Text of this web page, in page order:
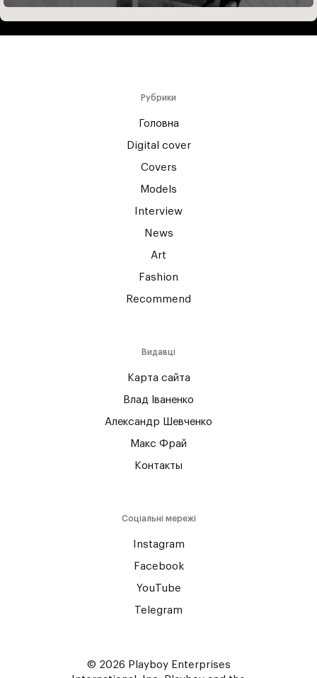
Рубрики
Головна
Digital cover
Covers
Models
Interview
News
Art
Fashion
Recommend
Видавці
Карта сайта
Влад Іваненко
Александр Шевченко
Макс Фрай
Контакты
Соціальні мережі
Instagram
Facebook
YouTube
Telegram
© 2026 Playboy Enterprises